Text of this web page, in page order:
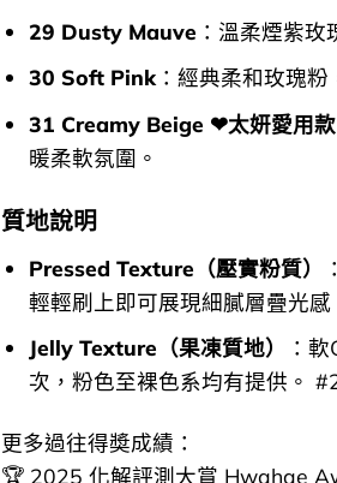
29 Dusty Mauve ：溫柔煙紫玫
30 Soft Pink：經典柔和玫瑰粉
31 Creamy Beige ❤︎太妍愛用款
暖柔軟氛圍。
質地說明
Pressed Texture（壓實粉質）
輕輕刷上即可展現細膩層疊光感
Jelly Texture（果凍質地）
：
次，粉色至裸色系均有提供。
更多過往得奬成績：
🏆 2025 化解評測大賞 Hwahae